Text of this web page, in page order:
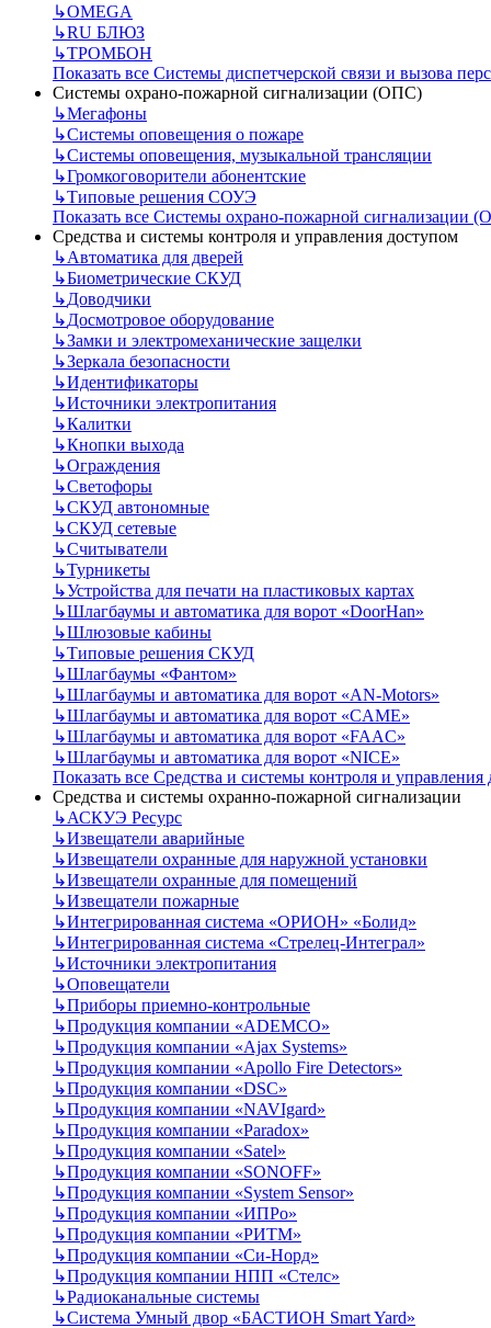
↳OMEGA
↳RU БЛЮЗ
↳ТРОМБОН
Показать все Системы диспетчерской связи и вызова
Системы охрано-пожарной сигнализации (ОПС)
↳Мегафоны
↳Системы оповещения о пожаре
↳Системы оповещения, музыкальной трансляции
↳Громкоговорители абонентские
↳Типовые решения СОУЭ
Показать все Системы охрано-пожарной сигнализации
Средства и системы контроля и управления доступом
↳Автоматика для дверей
↳Биометрические СКУД
↳Доводчики
↳Досмотровое оборудование
↳Замки и электромеханические защелки
↳Зеркала безопасности
↳Идентификаторы
↳Источники электропитания
↳Калитки
↳Кнопки выхода
↳Ограждения
↳Светофоры
↳СКУД автономные
↳СКУД сетевые
↳Считыватели
↳Турникеты
↳Устройства для печати на пластиковых картах
↳Шлагбаумы и автоматика для ворот «DoorHan»
↳Шлюзовые кабины
↳Типовые решения СКУД
↳Шлагбаумы «Фантом»
↳Шлагбаумы и автоматика для ворот «AN-Motors»
↳Шлагбаумы и автоматика для ворот «CAME»
↳Шлагбаумы и автоматика для ворот «FAAC»
↳Шлагбаумы и автоматика для ворот «NICE»
Показать все Средства и системы контроля и управления
Средства и системы охранно-пожарной сигнализации
↳АСКУЭ Ресурс
↳Извещатели аварийные
↳Извещатели охранные для наружной установки
↳Извещатели охранные для помещений
↳Извещатели пожарные
↳Интегрированная система «ОРИОН» «Болид»
↳Интегрированная система «Стрелец-Интеграл»
↳Источники электропитания
↳Оповещатели
↳Приборы приемно-контрольные
↳Продукция компании «ADEMCO»
↳Продукция компании «Ajax Systems»
↳Продукция компании «Apollo Fire Detectors»
↳Продукция компании «DSC»
↳Продукция компании «NAVIgard»
↳Продукция компании «Paradox»
↳Продукция компании «Satel»
↳Продукция компании «SONOFF»
↳Продукция компании «System Sensor»
↳Продукция компании «ИПРо»
↳Продукция компании «РИТМ»
↳Продукция компании «Си-Норд»
↳Продукция компании НПП «Стелс»
↳Радиоканальные системы
↳Система Умный двор «БАСТИОН Smart Yard»